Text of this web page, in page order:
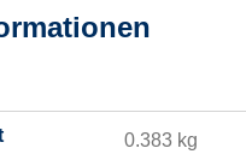
0.383 kg